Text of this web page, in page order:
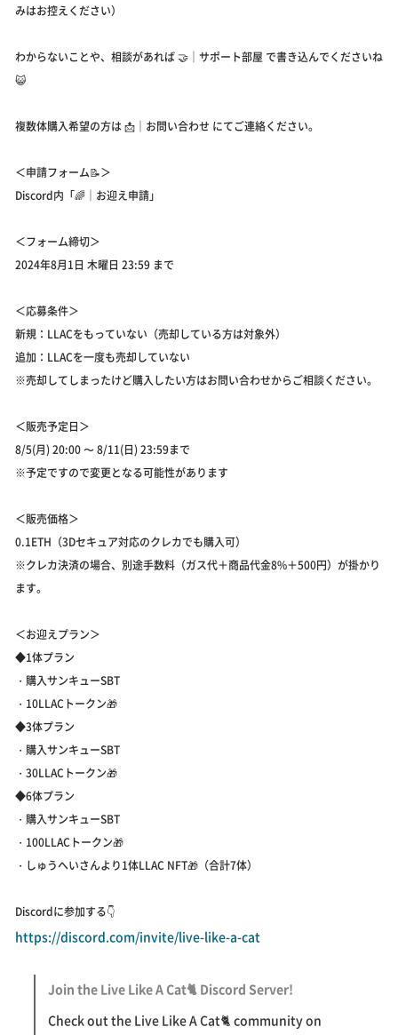
みはお控えください）
わからないことや、相談があれば ⁠🤝｜サポート部屋 で書き込んでくださいね
😺
複数体購入希望の方は ⁠📩｜お問い合わせ⁠ にてご連絡ください。
＜申請フォーム📝＞
Discord内「🌈｜お迎え申請」
＜フォーム締切＞
2024年8月1日 木曜日 23:59 まで
＜応募条件＞
新規：LLACをもっていない（売却している方は対象外）
追加：LLACを一度も売却していない
※売却してしまったけど購入したい方はお問い合わせからご相談ください。
＜販売予定日＞
8/5(月) 20:00 〜 8/11(日) 23:59まで
※予定ですので変更となる可能性があります
＜販売価格＞
0.1ETH（3Dセキュア対応のクレカでも購入可）
※クレカ決済の場合、別途手数料（ガス代＋商品代金8%＋500円）が掛かり
ます。
＜お迎えプラン＞
◆1体プラン
・購入サンキューSBT
・10LLACトークン🎁
◆3体プラン
・購入サンキューSBT
・30LLACトークン🎁
◆6体プラン
・購入サンキューSBT
・100LLACトークン🎁
・しゅうへいさんより1体LLAC NFT🎁（合計7体）
Discordに参加する👇
https://discord.com/invite/live-like-a-cat
Join the Live Like A Cat🐈 Discord Server!
Check out the Live Like A Cat🐈 community on